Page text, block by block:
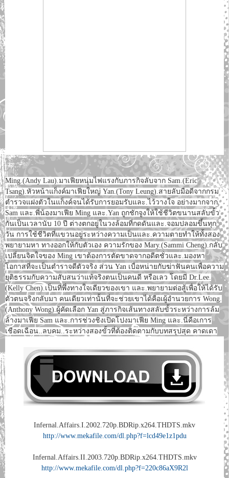
Ming.(Andy Lau).มาเฟียหนุ่มไฟแรงกับภารกิจลับจาก Sam.(Eric
Tsang).หัวหน้าแก็งค์มาเฟียใหญ่ Yan.(Tony Leung).สายลับมือดีจากกรม
ตำรวจแฝงตัวในแก็งค์จนได้รับการยอมรับและ.ไว้วางใจ อย่างมากจาก
Sam และ.พี่น้องมาเฟีย Ming และ.Yan ถูกชักจูงให้ใช้ชีวิตขนานสลับขั้ว
กันเป็นเวลานับ 10 ปี ต่างตกอยู่ในวงล้อมที่กดดันและ.จอมปลอมขึ้นทุก
วัน การใช้ชีวิตที่แขวนอยู่ระหว่างความเป็นและ.ความตายทำให้ทั้งสอง
พยายามหา ทางออกให้กับตัวเอง ความรักของ Mary.(Sammi Cheng).กลับ
เปลี่ยนจิตใจของ Ming เขาต้องการตัดขาดจากอดีตชั่วและ.มองหา
โอกาสที่จะเป็นตำราจดีตัวจริง ส่วน Yan เบื่อหน่ายกับฆ่าฟันคนเพื่อความ
ยุติธรรมกับความสับสนว่าแท้จริงตนเป็นคนดี หรือเลว โดยมี Dr.Lee.
(Kelly Chen).เป็นที่พึ่งทางใจเดียวของเขา และ.พยายามต่อสู้เพื่อให้ได้รับ
ตัวตนจริงกลับมา คนเดียวเท่านั้นที่จะช่วยเขาได้คือเผู้อำนวยการ Wong.
(Anthony Wong).ผู้คัดเลือก Yan สู่ภารกิจเส้นทางสลับขั้วระหว่างการล้ม
ล้างมาเฟีย Sam และ.การช่วงชิงเปิดโปงมาเฟีย Ming และ.นี่คือเการ
เชือดเฉือน..ลบคม..ระหว่างสองขั้วที่ต้องติดตามกับบทสรุปสุด คาดเดา
Infernal.Affairs.I.2002.720p.BDRip.x264.THDTS.mkv
http://www.mekafile.com/dl.php?f=lcd49e1z1pdu
Infernal.Affairs.II.2003.720p.BDRip.x264.THDTS.mkv
http://www.mekafile.com/dl.php?f=220c86aX9R2l